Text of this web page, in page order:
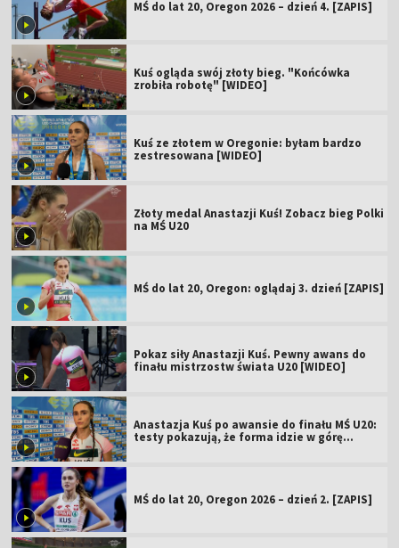
MŚ do lat 20, Oregon 2026 – dzień 4. [ZAPIS]
Kuś ogląda swój złoty bieg. "Końcówka
zrobiła robotę" [WIDEO]
Kuś ze złotem w Oregonie: byłam bardzo
zestresowana [WIDEO]
Złoty medal Anastazji Kuś! Zobacz bieg Polki
na MŚ U20
MŚ do lat 20, Oregon: oglądaj 3. dzień [ZAPIS]
Pokaz siły Anastazji Kuś. Pewny awans do
finału mistrzostw świata U20 [WIDEO]
Anastazja Kuś po awansie do finału MŚ U20:
testy pokazują, że forma idzie w górę
MŚ do lat 20, Oregon 2026 – dzień 2. [ZAPIS]